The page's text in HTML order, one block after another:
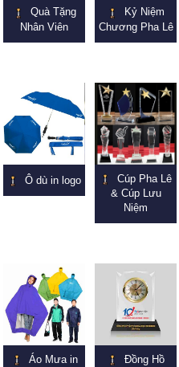
Quà Tặng
Nhân Viên
Kỷ Niệm
Chương Pha Lê
Ô dù in logo
Cúp Pha Lê
& Cúp Lưu
Niệm
Áo Mưa in
Đồng Hồ